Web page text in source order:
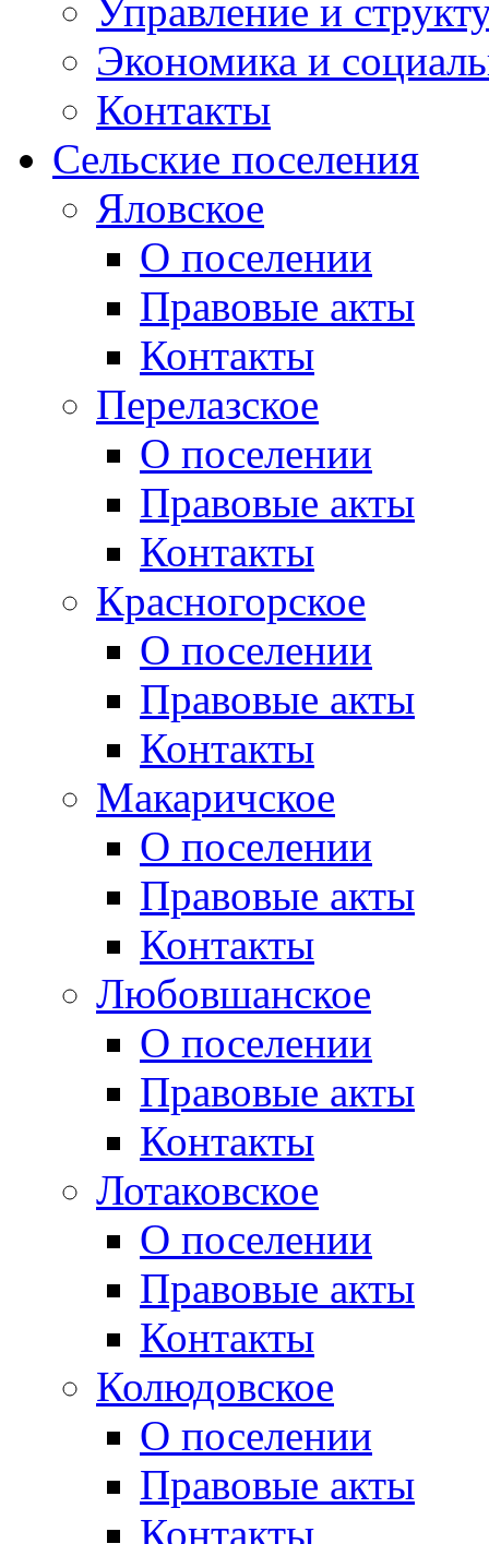
Управление и
Экономика и
Контакты
Сельские поселения
Яловское
О поселении
Правовые акты
Контакты
Перелазское
О поселении
Правовые акты
Контакты
Красногорское
О поселении
Правовые акты
Контакты
Макаричское
О поселении
Правовые акты
Контакты
Любовшанское
О поселении
Правовые акты
Контакты
Лотаковское
О поселении
Правовые акты
Контакты
Колюдовское
О поселении
Правовые акты
Контакты